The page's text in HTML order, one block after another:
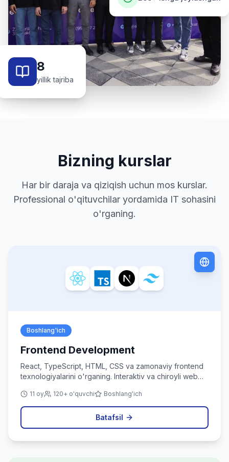
8
yillik tajriba
Bizning kurslar
Har bir daraja va qiziqish uchun mos kurslar.
Professional o'qituvchilar yordamida IT sohasini
o'rganing.
Boshlang'ich
Frontend Development
React, TypeScript, HTML, CSS va zamonaviy frontend
texnologiyalarini o'rganing. Interaktiv va chiroyli web
11 oy 120+ o'quvchi Boshlang'ich
Batafsil